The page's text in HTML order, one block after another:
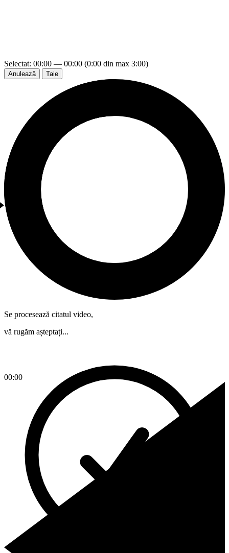
00:00
Selectat: 00:00 — 00:00 (0:00 din max 3:00)
Anulează Taie
Se procesează citatul video,
vă rugăm așteptați...